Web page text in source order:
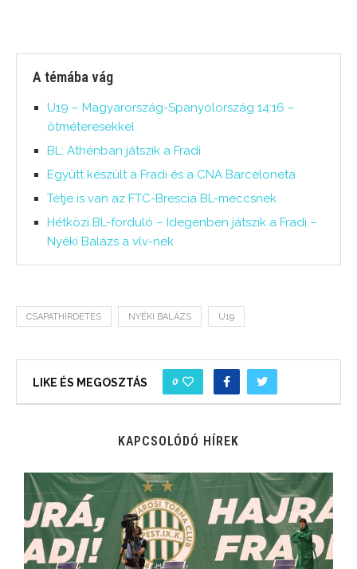
A témába vág
U19 – Magyarország-Spanyolország 14:16 –
ötméteresekkel
BL: Athénban játszik a Fradi
Együtt készült a Fradi és a CNA Barceloneta
Tétje is van az FTC-Brescia BL-meccsnek
Hétközi BL-forduló – Idegenben játszik a Fradi –
Nyéki Balázs a vlv-nek
CSAPATHIRDETÉS NYÉKI BALÁZS U19
LIKE ÉS MEGOSZTÁS 0
KAPCSOLÓDÓ HÍREK